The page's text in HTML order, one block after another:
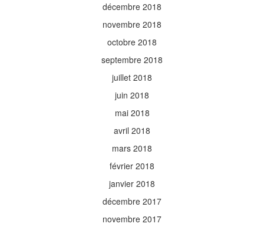
décembre 2018
novembre 2018
octobre 2018
septembre 2018
juillet 2018
juin 2018
mai 2018
avril 2018
mars 2018
février 2018
janvier 2018
décembre 2017
novembre 2017